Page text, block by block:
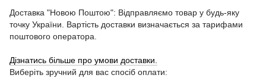
Доставка "Новою Поштою": Відправляємо товар у будь-яку
точку України. Вартість доставки визначається за тарифами
поштового оператора.
Дізнатись більше про умови доставки.
Виберіть зручний для вас спосіб оплати: